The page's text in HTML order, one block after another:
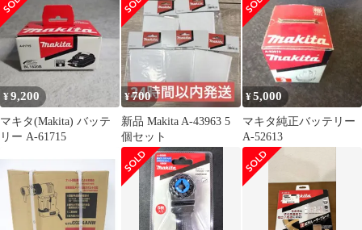
用 makita 正規品 純正品
撹拌機 撹拌 かくはん機
かくはん アクセサリ ア
タッチメント 部品 交換
¥9,200
マキタ(Makita) バッテ
リー A-61715
¥700
新品 Makita A-43963 5
個セット
¥5,000
マキタ純正バッテリー
A-52613